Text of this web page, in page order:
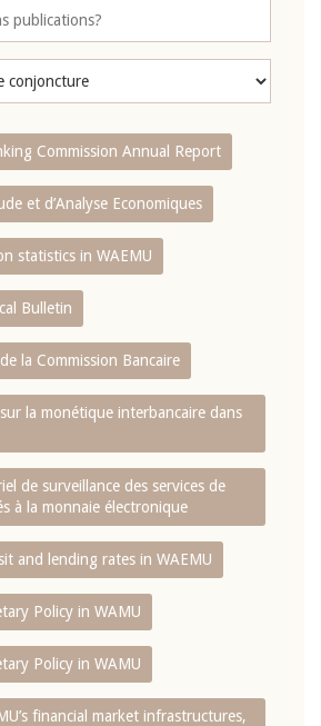
Commission Annual Report
et d’Analyse Economiques
statistics in WAEMU
Bulletin
la Commission Bancaire
la monétique interbancaire dans
de surveillance des services de
à la monnaie électronique
and lending rates in WAEMU
Policy in WAMU
Policy in WAMU
financial market infrastructures,